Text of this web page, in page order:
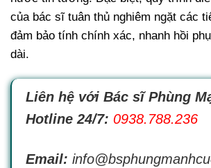
của bác sĩ tuân thủ nghiêm ngặt các
đảm bảo tính chính xác, nhanh hồi
dài.
Liên hệ với Bác sĩ Phùng
Hotline 24/7: 0938.788.236
Email: